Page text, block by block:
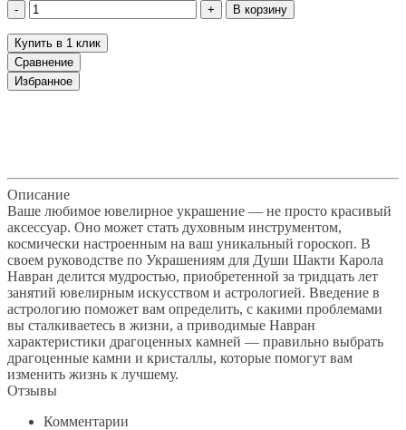
В корзину
Купить в 1 клик
Сравнение
Избранное
Описание
Ваше любимое ювелирное украшение — не просто красивый
аксессуар. Оно может стать духовным инструментом,
космически настроенным на ваш уникальный гороскоп. В
своем руководстве по Украшениям для Души­ Шакти Карола
Навран делится мудростью, приобретенной за тридцать лет
занятий ювелирным искусством и астрологией. Введение в
астрологию поможет вам определить, с какими проблемами
вы сталкиваетесь в жизни, а приводимые Навран
характеристики драгоценных камней — правильно выбрать
драгоценные камни и кристаллы, которые помогут вам
изменить жизнь к лучшему.
Отзывы
Комментарии